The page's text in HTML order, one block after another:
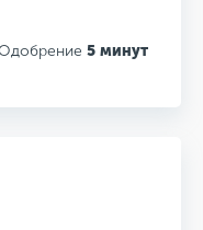
5 минут